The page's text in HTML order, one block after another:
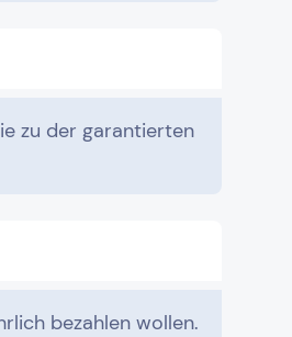
zu der garantierten
bezahlen wollen.